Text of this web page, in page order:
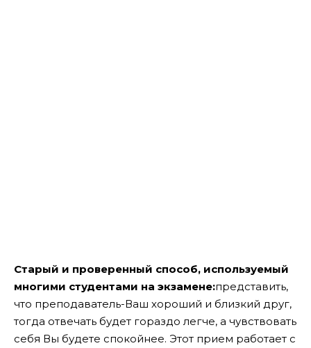
Старый и проверенный способ, используемый
многими студентами на экзамене:представить,
что преподаватель-Ваш хороший и близкий друг,
тогда отвечать будет гораздо легче, а чувствовать
себя Вы будете спокойнее. Этот прием работает с